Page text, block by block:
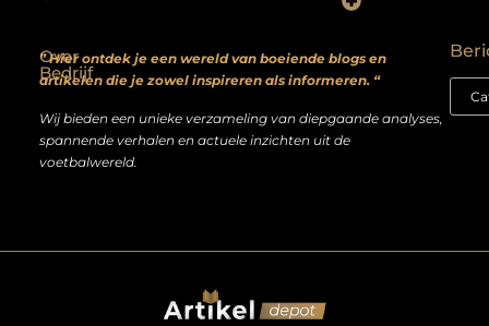
Over
Bedrijf
” Hier ontdek je een wereld van boeiende blogs en
artikelen die je zowel inspireren als informeren. “
Wij bieden een unieke verzameling van diepgaande analyses,
spannende verhalen en actuele inzichten uit de
voetbalwereld.